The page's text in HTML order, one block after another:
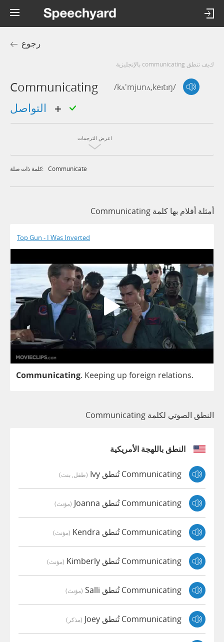
رجوع
كيف تنطق communicating بالإنجليزية
Communicating /kʌ'mjunʌ,keɪtɪŋ/
اعرض الترجمات
كلمة ذات صلة: Communicate
أمثلة أفلام بها كلمة Communicating
Top Gun - I Was Inverted
Communicating. Keeping up foreign relations.
النطق الصوتي لكلمة Communicating
النطق باللهجة الأمريكية
Communicating تُنطق Ivy (طفل, بنت)
Communicating تُنطق Joanna (مؤنث)
Communicating تُنطق Kendra (مؤنث)
Communicating تُنطق Kimberly (مؤنث)
Communicating تُنطق Salli (مؤنث)
Communicating تُنطق Joey (مذكر)